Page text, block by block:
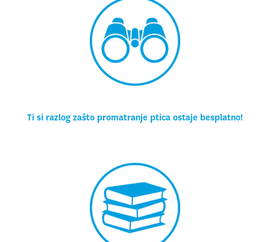
Ti si razlog zašto promatranje ptica ostaje besplatno!